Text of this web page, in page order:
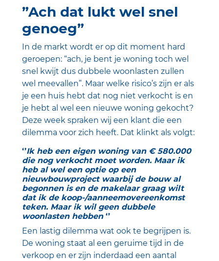
”Ach dat lukt wel snel
genoeg”
In de markt wordt er op dit moment hard
geroepen: “ach, je bent je woning toch wel
snel kwijt dus dubbele woonlasten zullen
wel meevallen”. Maar welke risico’s zijn er als
je een huis hebt dat nog niet verkocht is en
je hebt al wel een nieuwe woning gekocht?
Deze week spraken wij een klant die een
dilemma voor zich heeft. Dat klinkt als volgt:
‘’Ik heb een eigen woning van € 580.000
die nog verkocht moet worden. Maar ik
heb al wel een optie op een
nieuwbouwproject waarbij de bouw al
begonnen is en de makelaar graag wilt
dat ik de koop-/aanneemovereenkomst
teken. Maar ik wil geen dubbele
woonlasten hebben ‘’
Een lastig dilemma wat ook te begrijpen is.
De woning staat al een geruime tijd in de
verkoop en er zijn inderdaad een aantal